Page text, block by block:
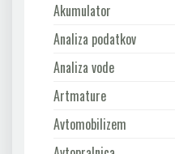
Akumulator
Analiza podatkov
Analiza vode
Artmature
Avtomobilizem